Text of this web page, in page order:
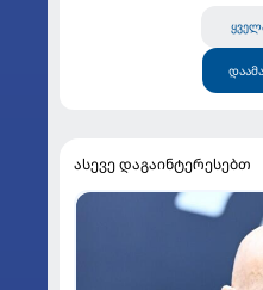
ასევე დაგაინტერესებთ